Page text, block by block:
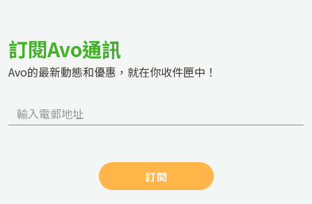
訂閱Avo通訊
Avo的最新動態和優惠，就在你收件匣中！
訂閱